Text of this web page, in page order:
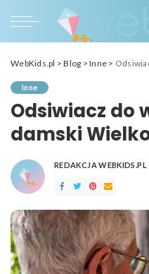
WebKids.pl >Blog >Inne >
Inne
Odsiwiacz do
damski
POSTED
REDAKCJA WEBKIDS.PL